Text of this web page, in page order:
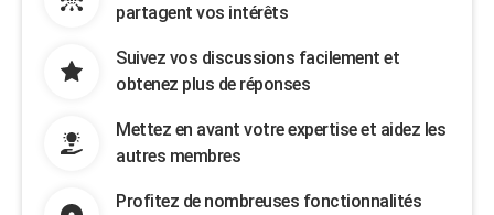
partagent vos intérêts
Suivez vos discussions facilement et
obtenez plus de réponses
Mettez en avant votre expertise et aidez les
autres membres
Profitez de nombreuses fonctionnalités